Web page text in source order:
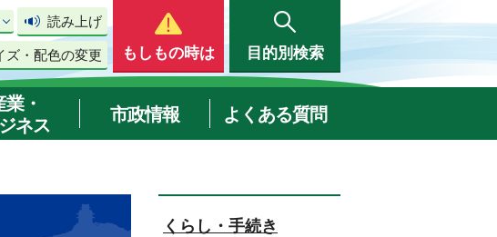
読み上げ
ズ・配色の変更 もしもの時は 目的別検索
業・
ネス
市政情報 よくある質問
くらし・手続き